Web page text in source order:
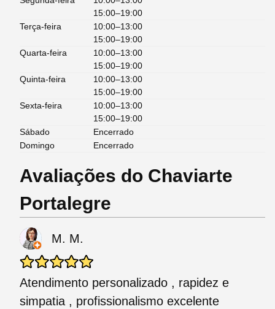
15:00–19:00
Terça-feira
10:00–13:00
15:00–19:00
Quarta-feira
10:00–13:00
15:00–19:00
Quinta-feira
10:00–13:00
15:00–19:00
Sexta-feira
10:00–13:00
15:00–19:00
Sábado
Encerrado
Domingo
Encerrado
Avaliações do Chaviarte
Portalegre
M. M.
Atendimento personalizado , rapidez e
simpatia , profissionalismo excelente